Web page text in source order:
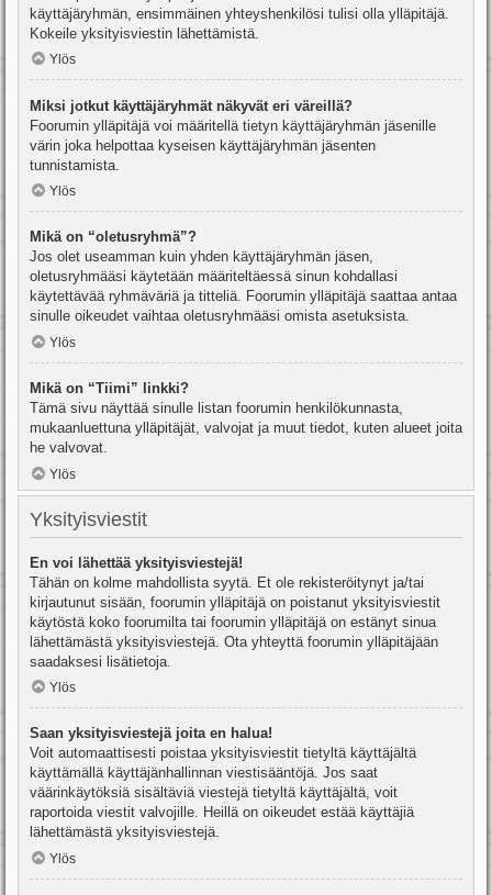
käyttäjäryhmän, ensimmäinen yhteyshenkilösi tulisi olla ylläpitäjä.
Kokeile yksityisviestin lähettämistä.
Ylös
Miksi jotkut käyttäjäryhmät näkyvät eri väreillä?
Foorumin ylläpitäjä voi määritellä tietyn käyttäjäryhmän jäsenille
värin joka helpottaa kyseisen käyttäjäryhmän jäsenten
tunnistamista.
Ylös
Mikä on “oletusryhmä”?
Jos olet useamman kuin yhden käyttäjäryhmän jäsen,
oletusryhmääsi käytetään määriteltäessä sinun kohdallasi
käytettävää ryhmäväriä ja titteliä. Foorumin ylläpitäjä saattaa antaa
sinulle oikeudet vaihtaa oletusryhmääsi omista asetuksista.
Ylös
Mikä on “Tiimi” linkki?
Tämä sivu näyttää sinulle listan foorumin henkilökunnasta,
mukaanluettuna ylläpitäjät, valvojat ja muut tiedot, kuten alueet joita
he valvovat.
Ylös
Yksityisviestit
En voi lähettää yksityisviestejä!
Tähän on kolme mahdollista syytä. Et ole rekisteröitynyt ja/tai
kirjautunut sisään, foorumin ylläpitäjä on poistanut yksityisviestit
käytöstä koko foorumilta tai foorumin ylläpitäjä on estänyt sinua
lähettämästä yksityisviestejä. Ota yhteyttä foorumin ylläpitäjään
saadaksesi lisätietoja.
Ylös
Saan yksityisviestejä joita en halua!
Voit automaattisesti poistaa yksityisviestit tietyltä käyttäjältä
käyttämällä käyttäjänhallinnan viestisääntöjä. Jos saat
väärinkäytöksiä sisältäviä viestejä tietyltä käyttäjältä, voit
raportoida viestit valvojille. Heillä on oikeudet estää käyttäjiä
lähettämästä yksityisviestejä.
Ylös